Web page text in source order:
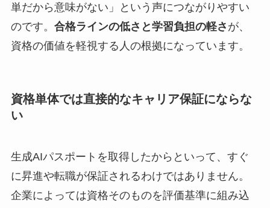
単だから意味がない」という声につながりやすい
のです。 合格ラインの低さと学習負担の軽さ が、
資格の価値を軽視する人の根拠になっています。
資格単体では直接的なキャリア保証にならな
い
生成AIパスポートを取得したからといって、すぐ
に昇進や転職が保証されるわけではありません。
企業によっては資格そのものを評価基準に組み込